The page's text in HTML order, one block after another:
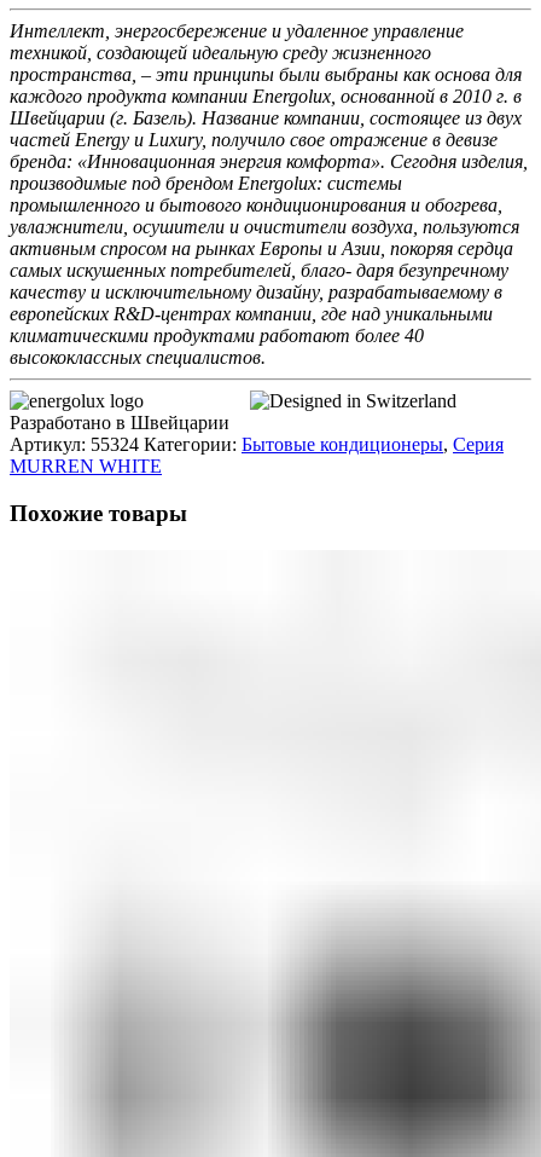
Интеллект, энергосбережение и удаленное управление
техникой, создающей идеальную среду жизненного
пространства, – эти принципы были выбраны как основа для
каждого продукта компании Energolux, основанной в 2010 г. в
Швейцарии (г. Базель). Название компании, состоящее из двух
частей Energy и Luxury, получило свое отражение в девизе
бренда: «Инновационная энергия комфорта». Сегодня изделия,
производимые под брендом Energolux: системы
промышленного и бытового кондиционирования и обогрева,
увлажнители, осушители и очистители воздуха, пользуются
активным спросом на рынках Европы и Азии, покоряя сердца
самых искушенных потребителей, благо- даря безупречному
качеству и исключительному дизайну, разрабатываемому в
европейских R&D-центрах компании, где над уникальными
климатическими продуктами работают более 40
высококлассных специалистов.
Разработано в Швейцарии
Артикул: 55324 Категории: Бытовые кондиционеры, Серия
MURREN WHITE
Похожие товары